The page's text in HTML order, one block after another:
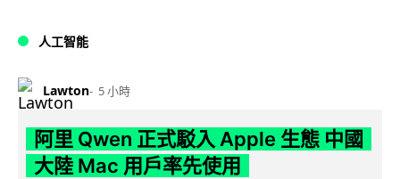
人工智能
Lawton 5 小時
阿里 Qwen 正式駁入 Apple 生態 中國
大陸 Mac 用戶率先使用